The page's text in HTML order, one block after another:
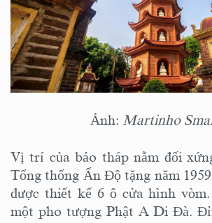
Ảnh: Martinho
Vị trí của bảo tháp nằm đối
Tổng thống Ấn Độ tặng năm
được thiết kế 6 ô cửa hình
một pho tượng Phật A Di Đà.